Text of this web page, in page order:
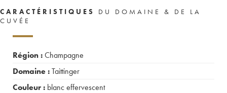
CARACTÉRISTIQUES
DU DOMAINE & DE LA
CUVÉE
Région :Champagne
Domaine :Taittinger
Couleur : blanc effervescent